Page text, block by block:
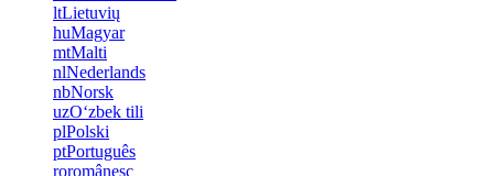
ltLietuvių
huMagyar
mtMalti
nlNederlands
nbNorsk
uzOʻzbek tili
plPolski
ptPortuguês
roromânesc